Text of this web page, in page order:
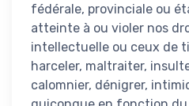
fédérale, provinciale ou
atteinte à ou violer nos
intellectuelle ou ceux de
harceler, maltraiter,
calomnier, dénigrer,